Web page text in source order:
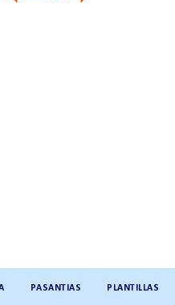
PASANTIAS PLANTILLAS